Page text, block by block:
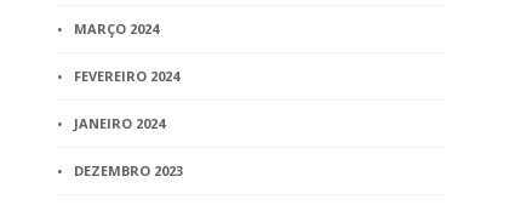
MARÇO 2024
FEVEREIRO 2024
JANEIRO 2024
DEZEMBRO 2023